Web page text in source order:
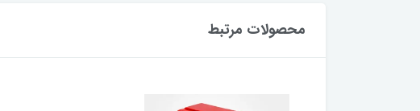
محصولات مرتبط